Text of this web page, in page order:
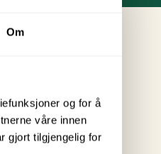
Om
og for å
våre innen
gjort tilgjengelig for